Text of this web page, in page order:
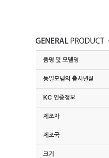
품명 및 모델명
동일모델의 출시년월
KC 인증정보
제조자
제조국
크기